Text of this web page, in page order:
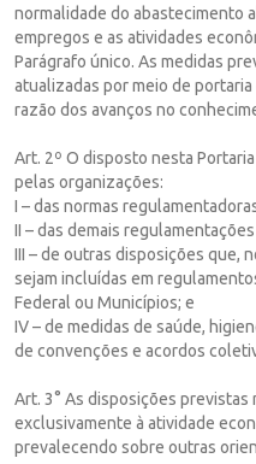
normalidade do abastecimento
empregos e as atividades
Parágrafo único. As medidas
atualizadas por meio de
razão dos avanços no
Art. 2º O disposto nesta
pelas organizações:
I – das normas
II – das demais
III – de outras disposições que,
sejam incluídas em
Federal ou Municípios; e
IV – de medidas de saúde,
de convenções e acordos
Art. 3° As disposições previstas
exclusivamente à atividade
prevalecendo sobre outras